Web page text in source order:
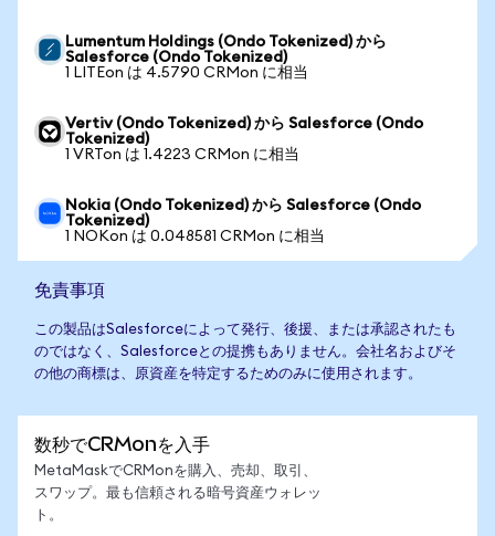
Lumentum Holdings (Ondo Tokenized) から
Salesforce (Ondo Tokenized)
1 LITEon は 4.5790 CRMon に相当
Vertiv (Ondo Tokenized) から Salesforce (Ondo
Tokenized)
1 VRTon は 1.4223 CRMon に相当
Nokia (Ondo Tokenized) から Salesforce (Ondo
Tokenized)
1 NOKon は 0.048581 CRMon に相当
免責事項
この製品はSalesforceによって発行、後援、または承認されたも
のではなく、Salesforceとの提携もありません。会社名およびそ
の他の商標は、原資産を特定するためのみに使用されます。
数秒でCRMonを入手
MetaMaskでCRMonを購入、売却、取引、
スワップ。最も信頼される暗号資産ウォレッ
ト。